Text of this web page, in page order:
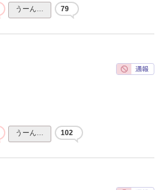
うーん… 79
うーん… 102